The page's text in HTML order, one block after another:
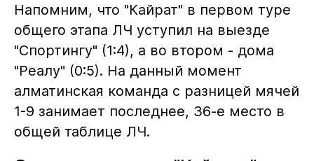
Напомним, что "Кайрат" в первом туре
общего этапа ЛЧ уступил на выезде
"Спортингу" (1:4), а во втором - дома
"Реалу" (0:5). На данный момент
алматинская команда с разницей мячей
1-9 занимает последнее, 36-е место в
общей таблице ЛЧ.